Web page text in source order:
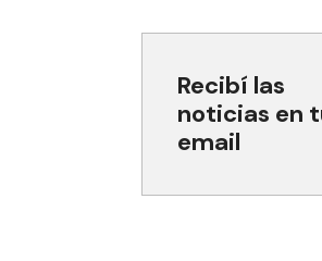
Recibí las
noticias en
email